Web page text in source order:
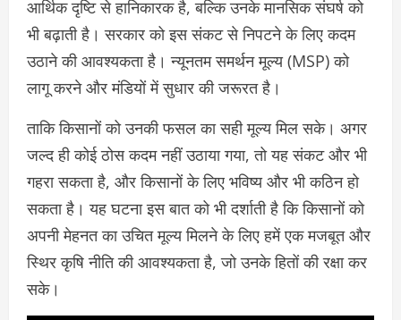
आर्थिक दृष्टि से हानिकारक है, बल्कि उनके मानसिक संघर्ष को
भी बढ़ाती है। सरकार को इस संकट से निपटने के लिए कदम
उठाने की आवश्यकता है। न्यूनतम समर्थन मूल्य (MSP) को
लागू करने और मंडियों में सुधार की जरूरत है।
ताकि किसानों को उनकी फसल का सही मूल्य मिल सके। अगर
जल्द ही कोई ठोस कदम नहीं उठाया गया, तो यह संकट और भी
गहरा सकता है, और किसानों के लिए भविष्य और भी कठिन हो
सकता है। यह घटना इस बात को भी दर्शाती है कि किसानों को
अपनी मेहनत का उचित मूल्य मिलने के लिए हमें एक मजबूत और
स्थिर कृषि नीति की आवश्यकता है, जो उनके हितों की रक्षा कर
सके।